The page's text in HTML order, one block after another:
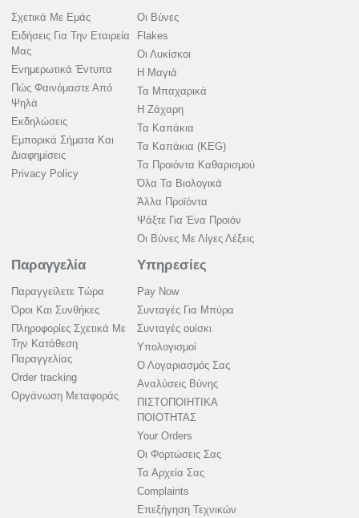
Σχετικά Με Εμάς
Ειδήσεις Για Την Εταιρεία
Μας
Ενημερωτικά Έντυπα
Πώς Φαινόμαστε Από
Ψηλά
Εκδηλώσεις
Εμπορικά Σήματα Και
Διαφημίσεις
Privacy Policy
Οι Βύνες
Flakes
Οι Λυκίσκοι
Η Μαγιά
Τα Μπαχαρικά
Η Ζάχαρη
Τα Καπάκια
Τα Καπάκια (KEG)
Τα Προιόντα Καθαρισμού
Όλα Τα Βιολογικά
Άλλα Προϊόντα
Ψάξτε Για Ένα Προιόν
Οι Βύνες Με Λίγες Λέξεις
Παραγγελία
Παραγγείλετε Τώρα
Όροι Και Συνθήκες
Πληροφορίες Σχετικά Με
Την Κατάθεση
Παραγγελίας
Order tracking
Οργάνωση Μεταφοράς
Υπηρεσίες
Pay Now
Συνταγές Για Μπύρα
Συνταγές ουίσκι
Υπολογισμοί
Ο Λογαριασμός Σας
Αναλύσεις Βύνης
ΠΙΣΤΟΠΟΙΗΤΙΚΑ
ΠΟΙΟΤΗΤΑΣ
Your Orders
Οι Φορτώσεις Σας
Τα Αρχεία Σας
Complaints
Επεξήγηση Τεχνικών